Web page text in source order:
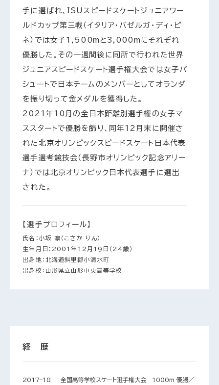
手に選ばれ、ISUスピードスケートジュニアワー
ルドカップ第三戦（イタリア・バゼルガ・ディ・ピ
ネ）では女子1,500mと3,000mにそれぞれ
優勝した。その一週間後に同所で行われた世界
ジュニアスピードスケート選手権大会では女子パ
シュートで日本チームのメンバーとしてオランダ
を振り切って金メダルを獲得した。
2021年10月の全日本距離別選手権の女子マ
ススタートで優勝を飾り、同年12月末に開催さ
れた北京オリンピックスピードスケート日本代表
選手選考競技会（長野市オリンピック記念アリー
ナ）では北京オリンピック日本代表選手に選出
された。
【選手プロフィール】
氏名：小坂 凛（こさか りん）
生年月日：2001年12月19日（24歳）
出身地：北海道斜里郡小清水町
出身校：山形県立山形中央高等学校
経 歴
2017–18 全国高等学校スケート選手権大会 1000m 優勝／